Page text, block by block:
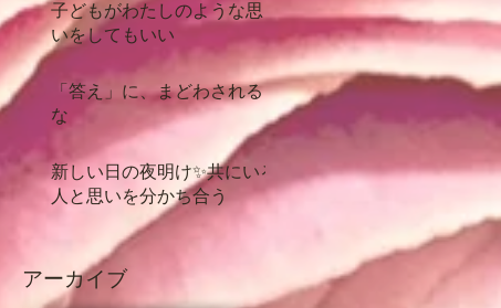
子どもがわたしのような思
いをしてもいい
「答え」に、まどわされる
な
新しい日の夜明け✨共にいる
人と思いを分かち合う
アーカイブ